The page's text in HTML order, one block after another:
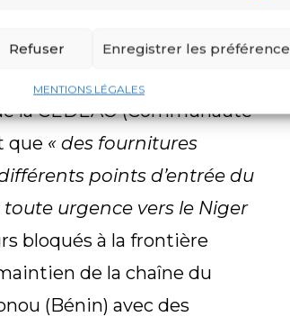
Refuser Enregistrer les
MENTIONS LÉGALES
de la CEDEAO
la CEDEAO (Communauté
que « des fournitures
points d’entrée du
urgence vers le Niger
bloqués à la frontière
de la chaîne du
(Bénin) avec des